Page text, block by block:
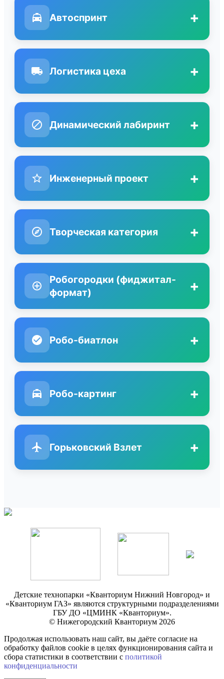
Автоспринт +
Логистика цеха +
Динамический лабиринт +
Инженерный проект +
Творческая категория +
Робогородки (фиджитал-
формат)
+
Робо-биатлон +
Робо-картинг +
Горьковский Взлет +
Детские технопарки «Кванториум Нижний Новгород» и
«Кванториум ГАЗ» являются структурными подразделениями
ГБУ ДО «ЦМИНК «Кванториум».
© Нижегородский Кванториум 2026
Продолжая использовать наш сайт, вы даёте согласие на
обработку файлов cookie в целях функционирования сайта и
сбора статистики в соответствии с политикой
конфиденциальности